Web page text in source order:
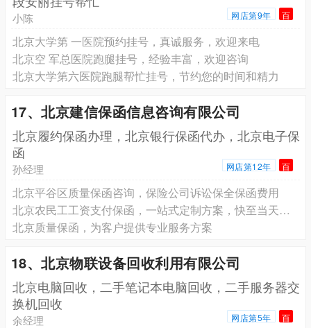
小陈 网店第9年 百
北京大学第 一医院预约挂号，真诚服务，欢迎来电
北京空 军总医院跑腿挂号，经验丰富，欢迎咨询
北京大学第六医院跑腿帮忙挂号，节约您的时间和精力
17、北京建信保函信息咨询有限公司
北京履约保函办理，北京银行保函代办，北京电子保
函
孙经理 网店第12年 百
北京平谷区质量保函咨询，保险公司诉讼保全保函费用
北京农民工工资支付保函，一站式定制方案，快至当天可出保函
北京质量保函，为客户提供专业服务方案
18、北京物联设备回收利用有限公司
北京电脑回收，二手笔记本电脑回收，二手服务器交
换机回收
余经理 网店第5年 百